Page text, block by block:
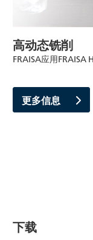
高动态铣削
FRAISA应用FRAISA
更多信息
下载